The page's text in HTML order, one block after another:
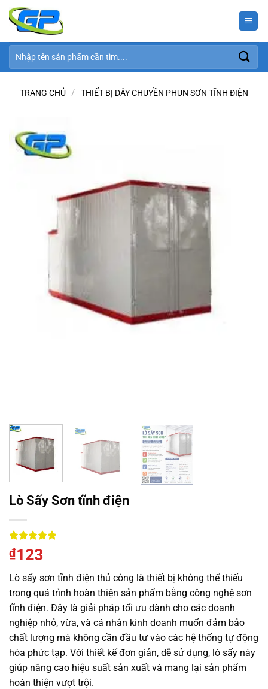
Bỏ
qua
dung
Tìm
kiếm:
TRANG CHỦ / THIẾT BỊ DÂY CHUYỀN PHUN SƠN TĨNH ĐIỆN
Lò Sấy Sơn tĩnh điện
5trên 5
dựa trên
2
₫123
Lò sấy sơn tĩnh điện thủ công là thiết bị không thể thiếu
trong quá trình hoàn thiện sản phẩm bằng công nghệ sơn
tĩnh điện. Đây là giải pháp tối ưu dành cho các doanh
nghiệp nhỏ, vừa, và cá nhân kinh doanh muốn đảm bảo
chất lượng mà không cần đầu tư vào các hệ thống tự động
hóa phức tạp. Với thiết kế đơn giản, dễ sử dụng, lò sấy này
giúp nâng cao hiệu suất sản xuất và mang lại sản phẩm
hoàn thiện vượt trội.